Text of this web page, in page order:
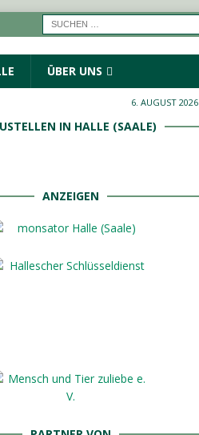
ÜBER UNS
6. AUGUST 2026
IN HALLE (SAALE)
ANZEIGEN